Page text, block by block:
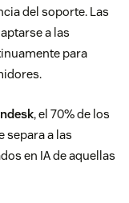
del soporte. Las
a las
para
, el 70% de los
separa a las
en IA de aquellas